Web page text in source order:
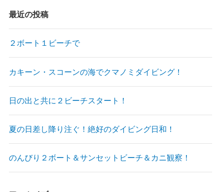
最近の投稿
２ボート１ビーチで
カキーン・スコーンの海でクマノミダイビング！
日の出と共に２ビーチスタート！
夏の日差し降り注ぐ！絶好のダイビング日和！
のんびり２ボート＆サンセットビーチ＆カニ観察！